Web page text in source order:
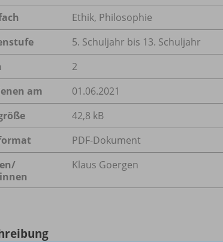
Ethik, Philosophie
5. Schuljahr bis 13. Schuljahr
2
am
01.06.2021
42,8 kB
PDF-Dokument
Klaus Goergen